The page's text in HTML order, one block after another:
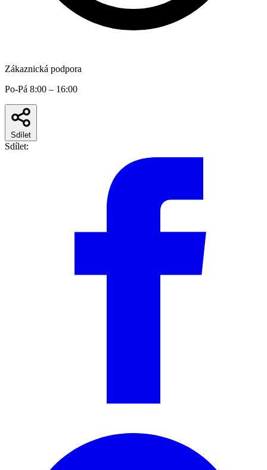
Zákaznická podpora
Po-Pá 8:00 – 16:00
Sdílet
Sdílet: